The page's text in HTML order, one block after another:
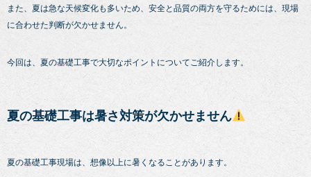
また、夏は急な天候変化も多いため、安全と品質の両方を守るためには、現場
に合わせた判断が欠かせません。
今回は、夏の基礎工事で大切なポイントについてご紹介します。
夏の基礎工事は暑さ対策が欠かせません
夏の基礎工事現場は、想像以上に暑くなることがあります。